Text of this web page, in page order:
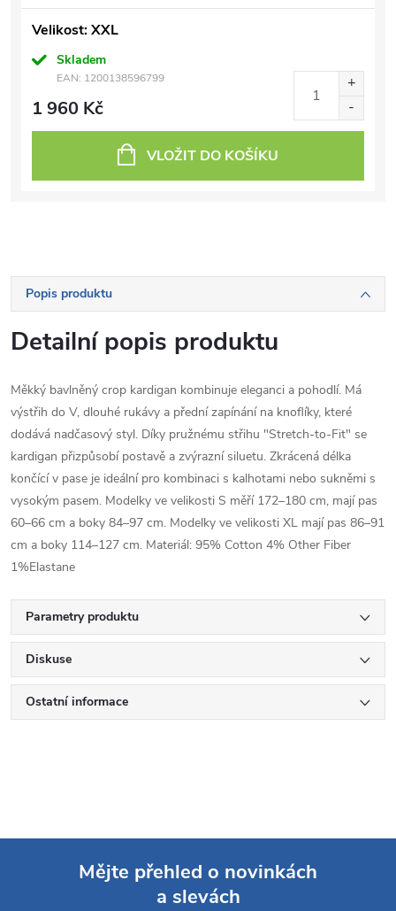
Velikost: XXL
Skladem
EAN: 1200138596799
1 960 Kč
VLOŽIT DO KOŠÍKU
Popis produktu
Detailní popis produktu
Měkký bavlněný crop kardigan kombinuje eleganci a pohodlí. Má
výstřih do V, dlouhé rukávy a přední zapínání na knoflíky, které
dodává nadčasový styl. Díky pružnému střihu "Stretch-to-Fit" se
kardigan přizpůsobí postavě a zvýrazní siluetu. Zkrácená délka
končící v pase je ideální pro kombinaci s kalhotami nebo sukněmi s
vysokým pasem. Modelky ve velikosti S měří 172–180 cm, mají pas
60–66 cm a boky 84–97 cm. Modelky ve velikosti XL mají pas 86–91
cm a boky 114–127 cm. Materiál: 95% Cotton 4% Other Fiber
1%Elastane
Parametry produktu
Diskuse
Ostatní informace
Mějte přehled o novinkách
a slevách